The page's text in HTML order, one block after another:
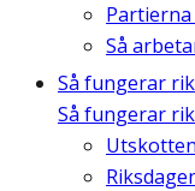
Så
Så fungerar
Så fungerar